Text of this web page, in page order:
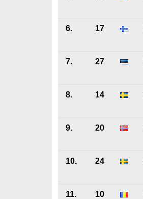
6. 17
7. 27
8. 14
9. 20
10. 24
11. 10